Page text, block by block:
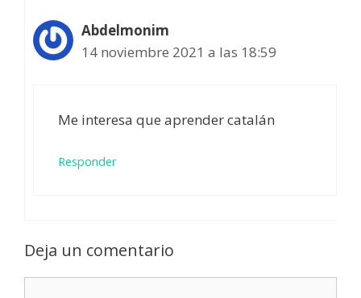
Abdelmonim
14 noviembre 2021 a las 18:59
Me interesa que aprender catalán
Responder
Deja un comentario